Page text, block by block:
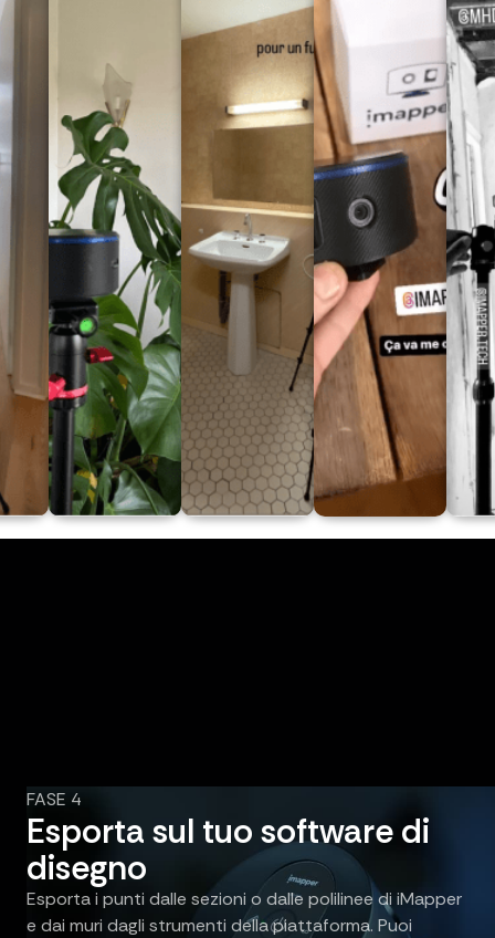
FASE 4
Esporta sul tuo software di
disegno
Esporta i punti dalle sezioni o dalle polilinee di iMapper
e dai muri dagli strumenti della piattaforma. Puoi